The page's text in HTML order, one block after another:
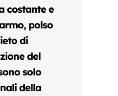
costante e
polso
di
del
solo
della